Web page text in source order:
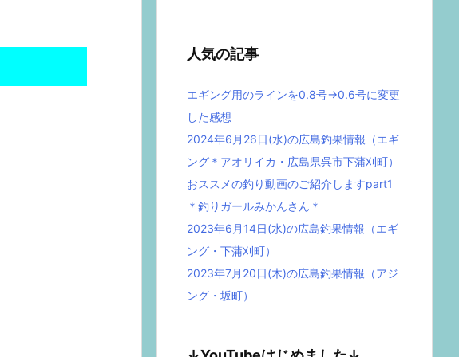
人気の記事
エギング用のラインを0.8号→0.6号に変更
した感想
2024年6月26日(水)の広島釣果情報（エギ
ング＊アオリイカ・広島県呉市下蒲刈町）
おススメの釣り動画のご紹介しますpart1
＊釣りガールみかんさん＊
2023年6月14日(水)の広島釣果情報（エギ
ング・下蒲刈町）
2023年7月20日(木)の広島釣果情報（アジ
ング・坂町）